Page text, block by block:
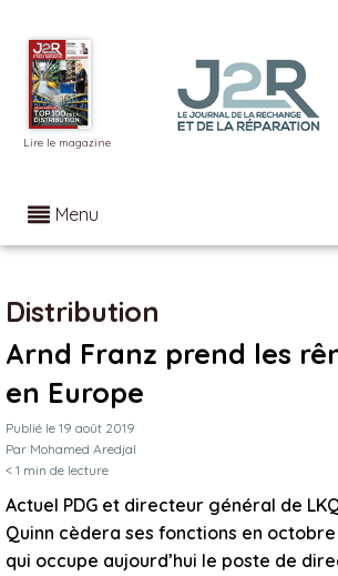
Lire le magazine
Menu
Distribution
Arnd Franz prend les
en Europe
Publié le 19 août 2019
Par Mohamed Aredjal
< 1 min de lecture
Actuel PDG et directeur général de
Quinn cèdera ses fonctions en octobre
qui occupe aujourd’hui le poste de